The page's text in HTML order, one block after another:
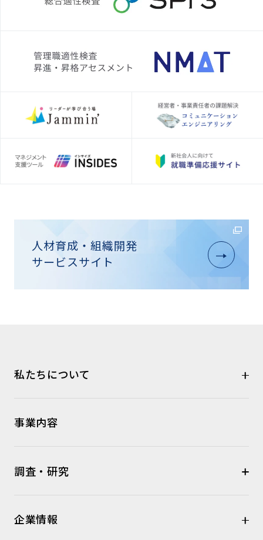
人材育成・組織開発
サービスサイト
私たちについて
事業内容
調査・研究
企業情報